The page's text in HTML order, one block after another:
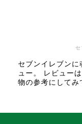
セブンイレブン
ュー。 レビュー
物の参考にしてみ